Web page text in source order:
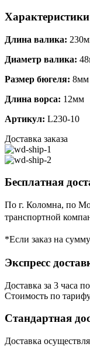
Длина валика:
Диаметр валика:
Размер бюгеля: 8мм
Длина ворса: 12мм
Артикул: L230-10
Доставка заказа
Бесплатная
По г. Коломна, по
транспортной
*Если заказ на
Экспресс
Доставка за 3 часа
Стоимость по
Стандартная
Доставка